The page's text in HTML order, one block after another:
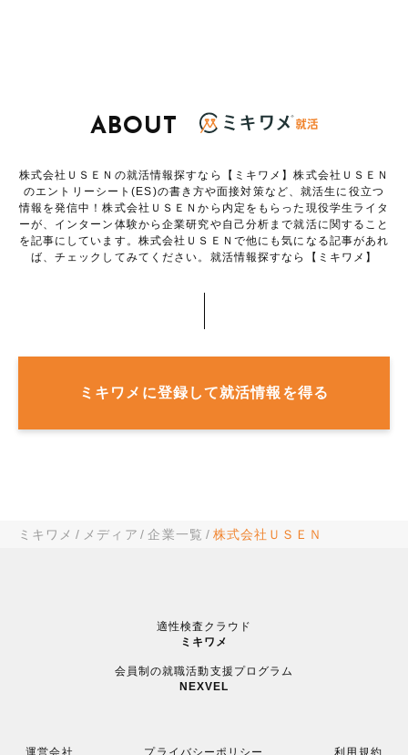
ABOUT
株式会社ＵＳＥＮの就活情報探すなら【ミキワメ】株式会社ＵＳＥＮ
のエントリーシート(ES)の書き方や面接対策など、就活生に役立つ
情報を発信中！株式会社ＵＳＥＮから内定をもらった現役学生ライタ
ーが、インターン体験から企業研究や自己分析まで就活に関すること
を記事にしています。株式会社ＵＳＥＮで他にも気になる記事があれ
ば、チェックしてみてください。就活情報探すなら【ミキワメ】
ミキワメに登録して就活情報を得る
ミキワメ メディア 企業一覧 株式会社ＵＳＥＮ
適性検査クラウド
ミキワメ
会員制の就職活動支援プログラム
NEXVEL
運営会社 プライバシーポリシー 利用規約